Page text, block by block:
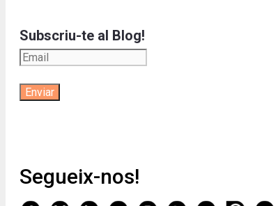
Subscriu-te al Blog!
Segueix-nos!